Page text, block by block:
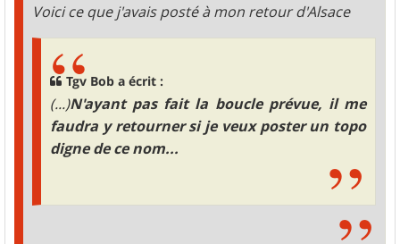
Voici ce que j'avais posté à mon retour d'Alsace
Tgv Bob a écrit :
(...)N'ayant pas fait la boucle prévue, il me
faudra y retourner si je veux poster un topo
digne de ce nom...